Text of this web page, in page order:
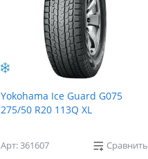
Yokohama Ice Guard G075
275/50 R20 113Q XL
Арт: 361607 Сравнить